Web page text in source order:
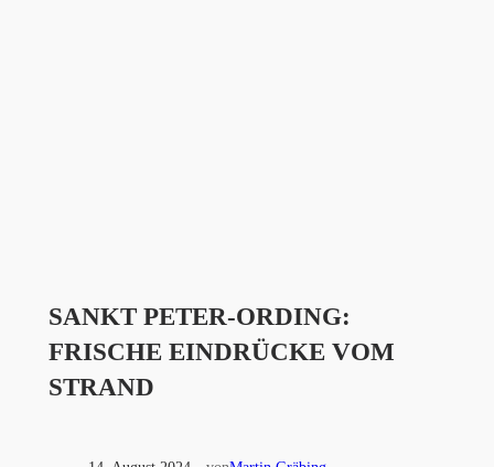
SANKT PETER-ORDING:
FRISCHE EINDRÜCKE VOM
STRAND